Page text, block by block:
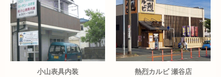
小山表具内装 熱烈カルビ 瀬谷店